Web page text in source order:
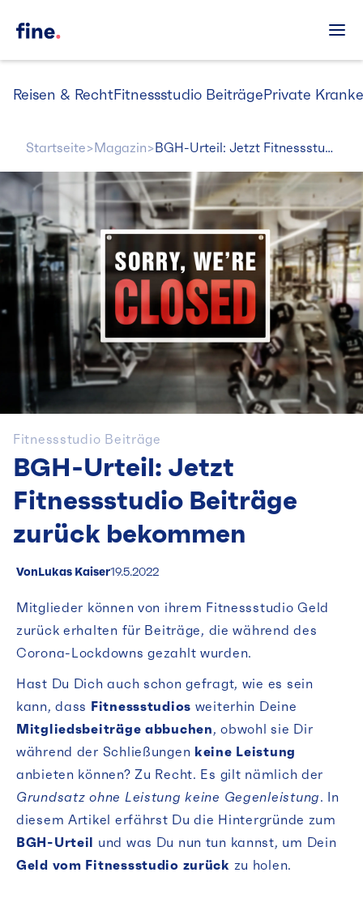
Reisen & RechtFitnessstudio BeiträgePrivate
Startseite>Magazin> BGH-Urteil: Jetzt Fitnessstudio Beiträge zurück bekommen
Fitnessstudio Beiträge
BGH-Urteil: Jetzt
Fitnessstudio Beiträge
zurück bekommen
VonLukas Kaiser19.5.2022
Mitglieder können von ihrem Fitnessstudio Geld
zurück erhalten für Beiträge, die während des
Corona-Lockdowns gezahlt wurden.
Hast Du Dich auch schon gefragt, wie es sein
kann, dass Fitnessstudios weiterhin Deine
Mitgliedsbeiträge abbuchen, obwohl sie Dir
während der Schließungen keine Leistung
anbieten können? Zu Recht. Es gilt nämlich der
Grundsatz ohne Leistung keine Gegenleistung. In
diesem Artikel erfährst Du die Hintergründe zum
BGH-Urteil und was Du nun tun kannst, um Dein
Geld vom Fitnessstudio zurück zu holen.